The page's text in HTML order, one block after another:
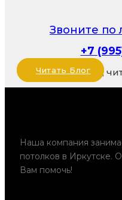
Звоните по
+7
Также,
Читать Блог
Наша компания
потолков в Иркутске.
Вам помочь!